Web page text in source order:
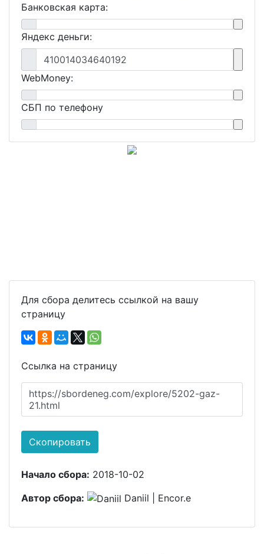
Банковская карта:
Яндекс деньги:
410014034640192
WebMoney:
СБП по телефону
Для сбора делитесь ссылкой на вашу
страницу
Ссылка на страницу
https://sbordeneg.com/explore/5202-gaz-
21.html
Скопировать
Начало сбора: 2018-10-02
Автор сбора:
Daniil | Encor.e